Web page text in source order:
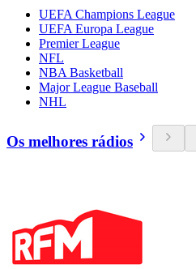
UEFA Champions League
UEFA Europa League
Premier League
NFL
NBA Basketball
Major League Baseball
NHL
Os melhores rádios